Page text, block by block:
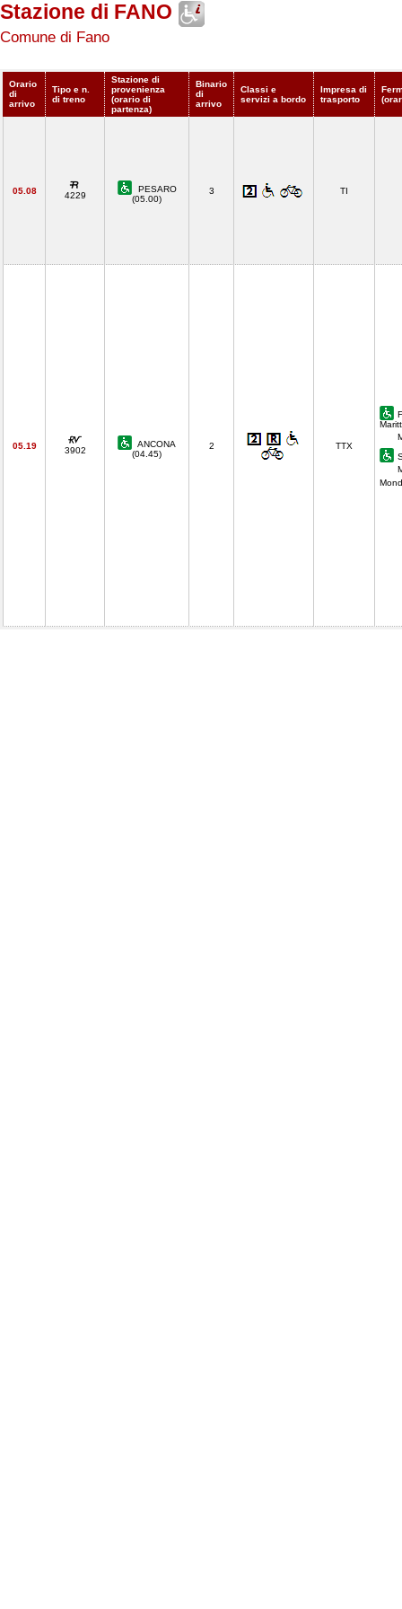
Stazione di FANO
Comune di Fano
Orario
di
arrivo
Tipo e n.
di treno
Stazione di
provenienza
(orario di
partenza)
Binario
di
arrivo
Classi e
servizi a bordo
Impresa di
trasporto
05.08 4229
PESARO
(05.00)
3 TI
05.19 3902
ANCONA
(04.45)
2 TTX